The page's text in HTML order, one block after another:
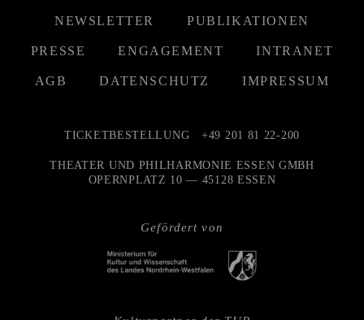
NEWSLETTER PUBLIKATIONEN
PRESSE ENGAGEMENT INTRANET
AGB DATENSCHUTZ IMPRESSUM
Gefördert von
TICKETBESTELLUNG +49 201 81 22-200
THEATER UND PHILHARMONIE ESSEN GMBH
OPERNPLATZ 10 — 45128 ESSEN